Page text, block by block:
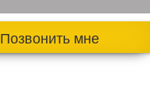
Позвонить мне